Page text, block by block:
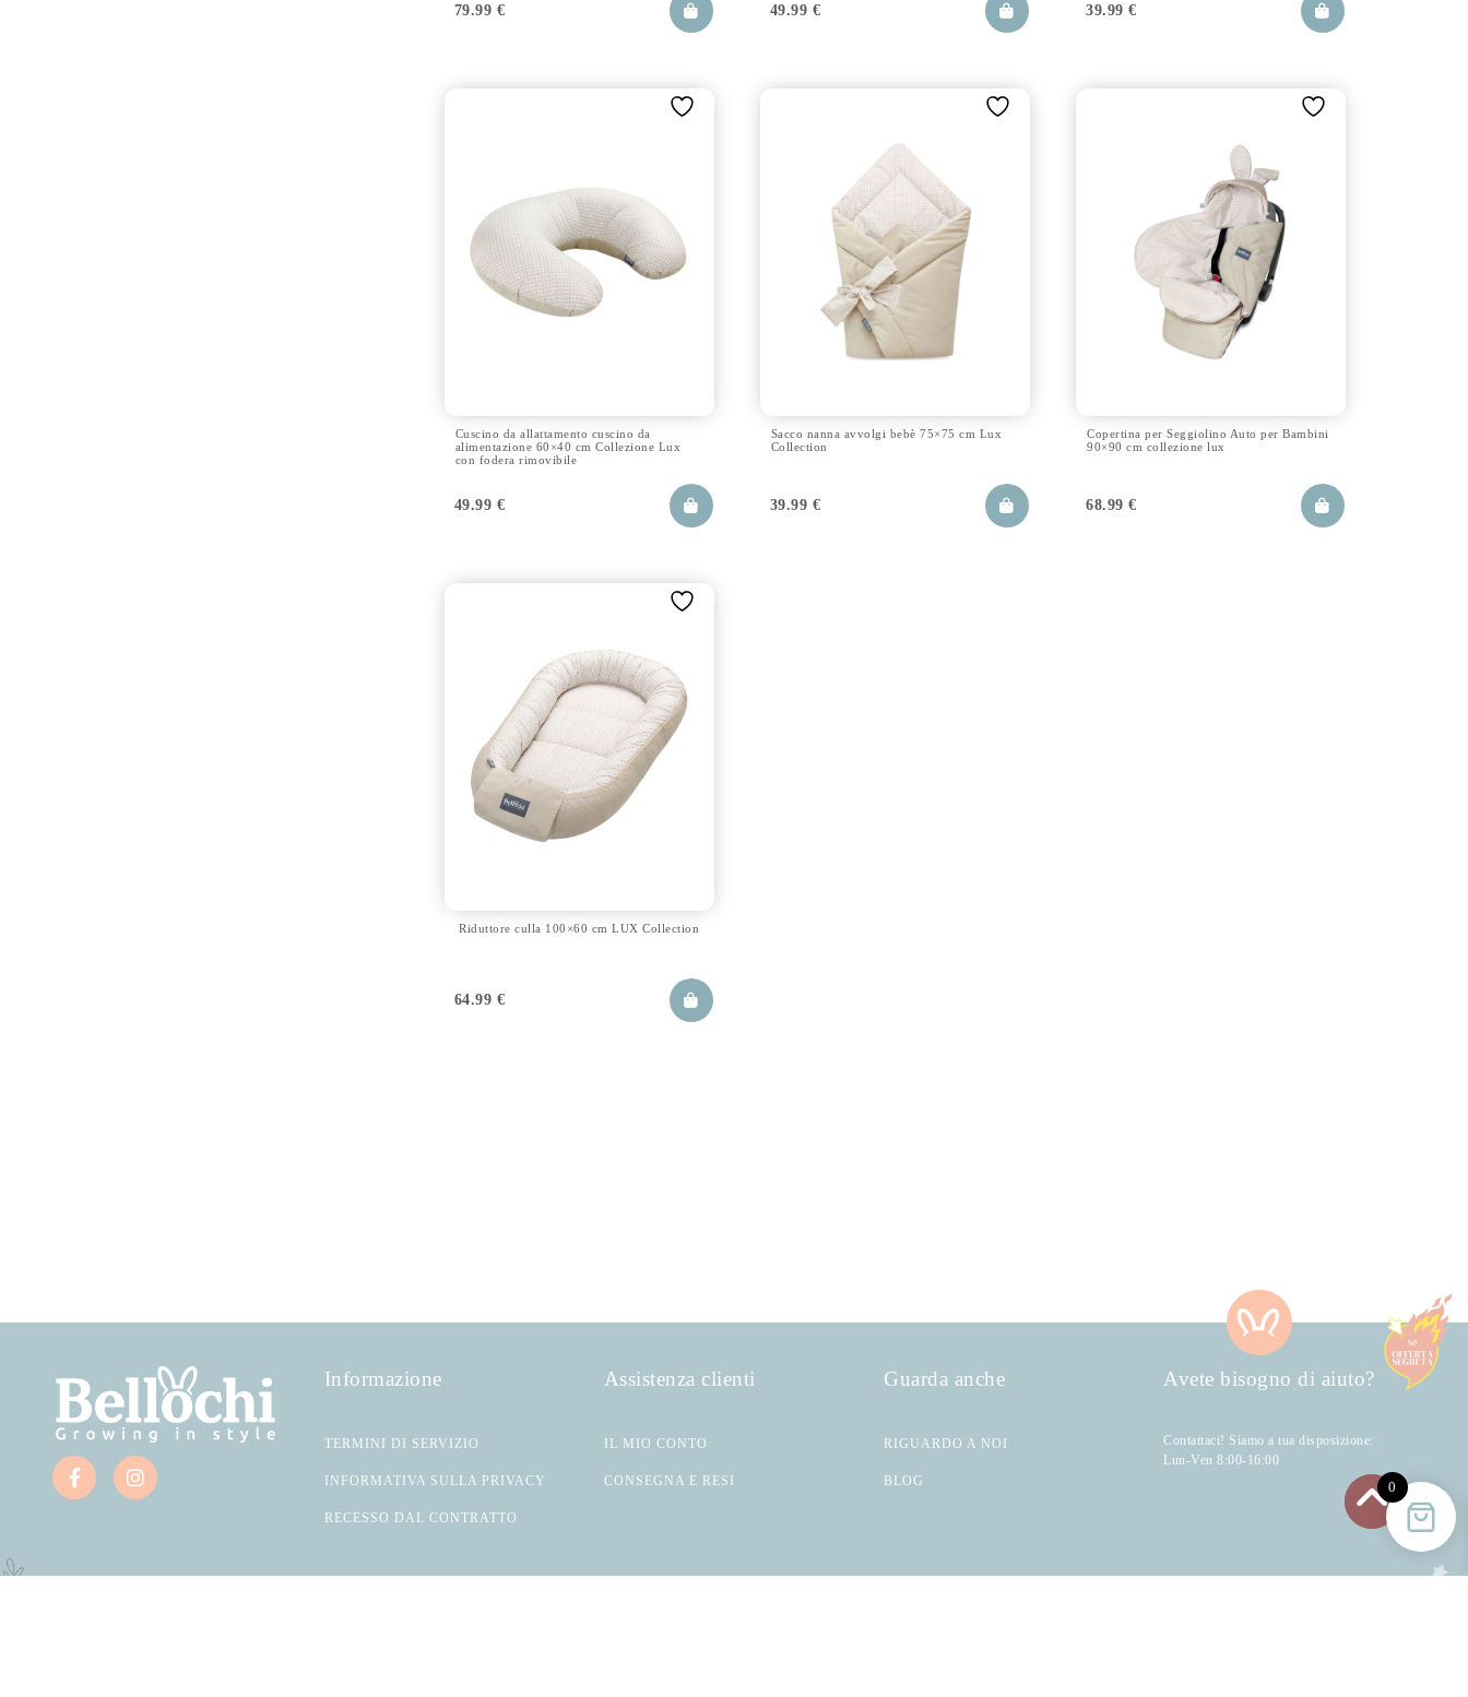
79.99 € 49.99 € 39.99€
Cuscino da allattamento cuscino da
alimentazione 60×40 cm Collezione Lux
con fodera rimovibile
49.99 €
Sacco nanna avvolgi bebè 75×75 cm Lux
Collection
39.99 €
Copertina per Seggiolino Auto per Bambini
90×90 cm collezione lux
68.99€
Riduttore culla 100×60 cm LUX Collection
64.99 €
Informazione
TERMINI DI SERVIZIO
INFORMATIVA SULLA PRIVACY
RECESSO DAL CONTRATTO
Assistenza clienti
IL MIO CONTO
CONSEGNA E RESI
Guarda anche
RIGUARDO A NOI
BLOG
Avete bisogno di aiuto?
Contattaci! Siamo a tua disposizione:
Lun-Ven 8:00-16:00
0